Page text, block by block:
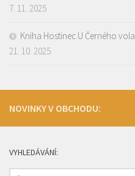
7. 11. 2025
Kniha Hostinec U Černého vola
21. 10. 2025
NOVINKY V OBCHODU:
VYHLEDÁVÁNÍ: